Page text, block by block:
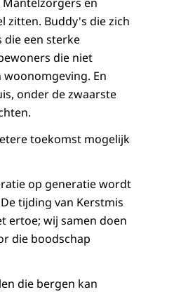
zitten. Buddy's die zich
die een sterke
die niet
En
onder de zwaarste
toekomst mogelijk
op generatie wordt
tijding van Kerstmis
ertoe; wij samen doen
die boodschap
die bergen kan